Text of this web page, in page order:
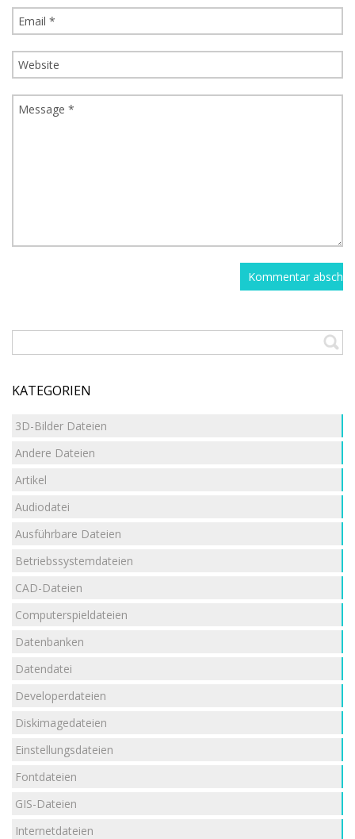
KATEGORIEN
3D-Bilder Dateien
Andere Dateien
Artikel
Audiodatei
Ausführbare Dateien
Betriebssystemdateien
CAD-Dateien
Computerspieldateien
Datenbanken
Datendatei
Developerdateien
Diskimagedateien
Einstellungsdateien
Fontdateien
GIS-Dateien
Internetdateien